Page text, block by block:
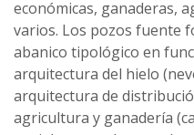
económicas, ganaderas,
varios. Los pozos fuente
abanico tipológico en
arquitectura del hielo
arquitectura de
agricultura y ganadería